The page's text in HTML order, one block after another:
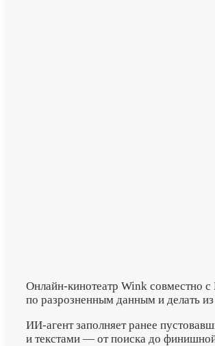
Онлайн-кинотеатр Wink совместно с
по разрозненным данным и делать
ИИ-агент заполняет ранее
и текстами — от поиска до